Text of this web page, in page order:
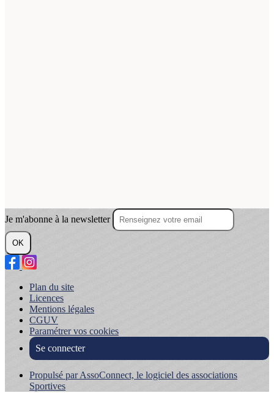
Je m'abonne à la newsletter
OK
Plan du site
Licences
Mentions légales
CGUV
Paramétrer vos cookies
Se connecter
Propulsé par AssoConnect, le logiciel des associations
Sportives